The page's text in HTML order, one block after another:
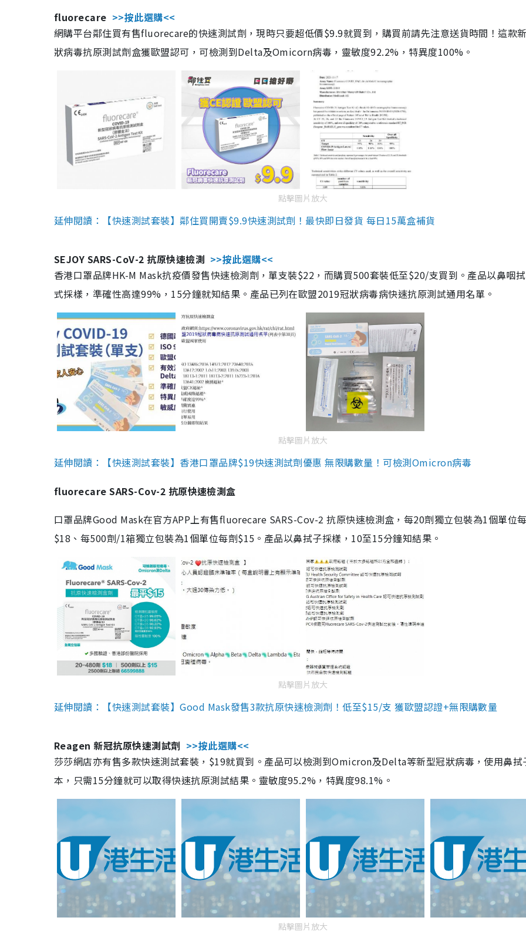
fluorecare >>按此選購<<
網購平台鄰住買有售fluorecare的快速測試劑，現時只要超低價$9.9就買到，購買前請先注意送貨時間！這款
狀病毒抗原測試劑盒獲歐盟認可，可檢測到Delta及Omicorn病毒，靈敏度92.2%，特異度100%。
點擊圖片放大
延伸閱讀：【快速測試套裝】鄰住買開賣$9.9快速測試劑！最快即日發貨 每日15萬盒補貨
SEJOY SARS-CoV-2 抗原快速檢測 >>按此選購<<
香港口罩品牌HK-M Mask抗疫價發售快速檢測劑，單支裝$22，而購買500套裝低至$20/支買到。產品以鼻咽
式採樣，準確性高達99%，15分鐘就知結果。產品已列在歐盟2019冠狀病毒病快速抗原測試通用名單。
點擊圖片放大
延伸閱讀：【快速測試套裝】香港口罩品牌$19快速測試劑優惠 無限購數量！可檢測Omicron病毒
fluorecare SARS-Cov-2 抗原快速檢測盒
口罩品牌Good Mask在官方APP上有售fluorecare SARS-Cov-2 抗原快速檢測盒，每20劑獨立包裝為1個單位
$18、每500劑/1箱獨立包裝為1個單位每劑$15。產品以鼻拭子採樣，10至15分鐘知結果。
點擊圖片放大
延伸閱讀：【快速測試套裝】Good Mask發售3款抗原快速檢測劑！低至$15/支 獲歐盟認證+無限購數量
Reagen 新冠抗原快速測試劑 >>按此選購<<
莎莎網店亦有售多款快速測試套裝，$19就買到。產品可以檢測到Omicron及Delta等新型冠狀病毒，使用鼻拭
本，只需15分鐘就可以取得快速抗原測試結果。靈敏度95.2%，特異度98.1%。
點擊圖片放大